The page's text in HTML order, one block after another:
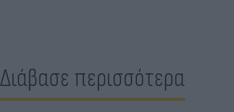
Διάβασε περισσότερα